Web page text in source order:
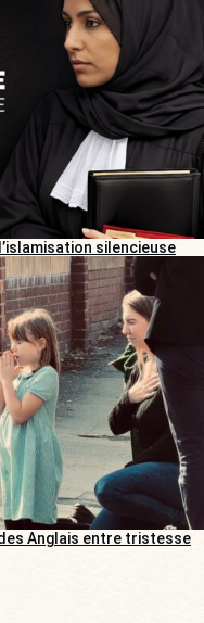
silencieuse
des Anglais entre tristesse